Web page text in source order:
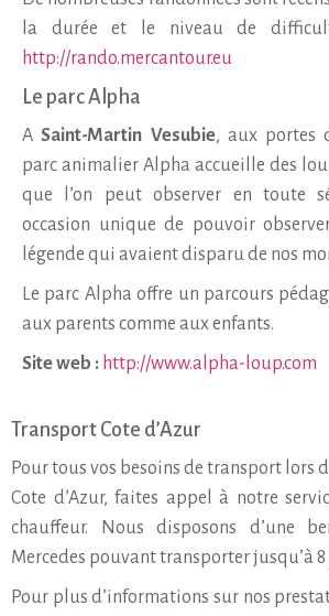
la durée et le niveau de
http://rando.mercantour.eu
Le parc Alpha
ASaint-Martin Vesubie, aux portes
parc animalier Alpha accueille des
que l’on peut observer en toute
occasion unique de pouvoir
légende qui avaient disparu de nos
Le parc Alpha offre un parcours
aux parents comme aux enfants.
Site web : http://www.alpha-loup.com
Transport Cote d’Azur
Pour tous vos besoins de transport lors
Cote d’Azur, faites appel à notre
chauffeur. Nous disposons d’une
Mercedes pouvant transporter jusqu’à 8
Pour plus d’informations sur nos